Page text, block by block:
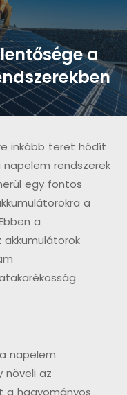
a
inkább teret hódít
rendszerek
egy fontos
a
a
napelem
növeli az
a hagyományos